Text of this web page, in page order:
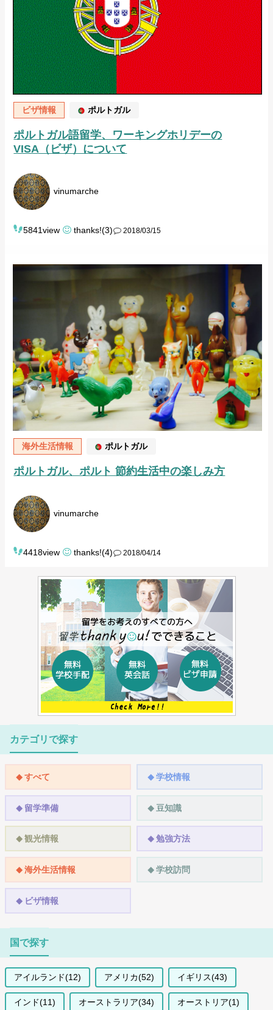
ビザ情報 ポルトガル
ポルトガル語留学、ワーキングホリデーの
VISA（ビザ）について
vinumarche
5841view thanks!(3) 2018/03/15
海外生活情報 ポルトガル
ポルトガル、ポルト 節約生活中の楽しみ方
vinumarche
4418view thanks!(4) 2018/04/14
カテゴリで探す
すべて 学校情報
留学準備 豆知識
観光情報 勉強方法
海外生活情報 学校訪問
ビザ情報
国で探す
アイルランド(12) アメリカ(52) イギリス(43)
インド(11) オーストラリア(34) オーストリア(1)